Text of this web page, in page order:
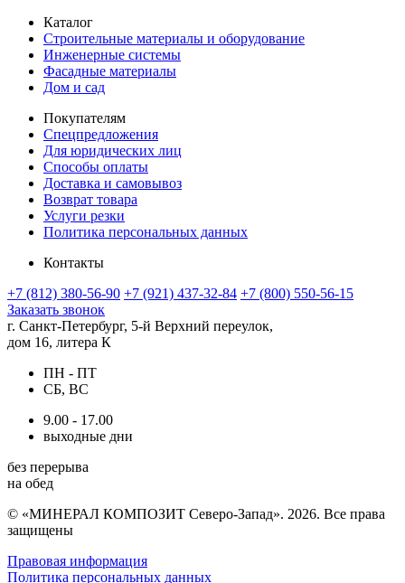
Каталог
Строительные материалы и оборудование
Инженерные системы
Фасадные материалы
Дом и сад
Покупателям
Спецпредложения
Для юридических лиц
Способы оплаты
Доставка и самовывоз
Возврат товара
Услуги резки
Политика персональных данных
Контакты
+7 (812) 380-56-90 +7 (921) 437-32-84 +7 (800) 550-56-15
Заказать звонок
г. Санкт-Петербург, 5-й Верхний переулок,
дом 16, литера К
ПН - ПТ
СБ, ВС
9.00 - 17.00
выходные дни
без перерыва
на обед
© «МИНЕРАЛ КОМПОЗИТ Северо-Запад». 2026. Все права
защищены
Правовая информация
Политика персональных данных